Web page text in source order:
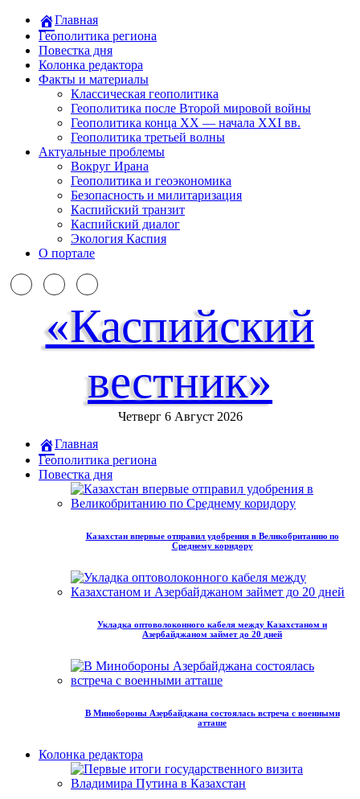
Главная
Геополитика региона
Повестка дня
Колонка редактора
Факты и материалы
Классическая геополитика
Геополитика после Второй мировой войны
Геополитика конца XX — начала XXI вв.
Геополитика третьей волны
Актуальные проблемы
Вокруг Ирана
Геополитика и геоэкономика
Безопасность и милитаризация
Каспийский транзит
Каспийский диалог
Экология Каспия
О портале
«Каспийский
вестник»
Четверг 6 Август 2026
Главная
Геополитика региона
Повестка дня
Казахстан впервые отправил удобрения в Великобританию по
Среднему коридору
Укладка оптоволоконного кабеля между Казахстаном и
Азербайджаном займет до 20 дней
В Минобороны Азербайджана состоялась встреча с военными
атташе
Колонка редактора